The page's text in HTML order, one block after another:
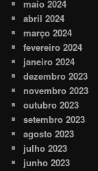
maio 2024
abril 2024
março 2024
fevereiro 2024
janeiro 2024
dezembro 2023
novembro 2023
outubro 2023
setembro 2023
agosto 2023
julho 2023
junho 2023